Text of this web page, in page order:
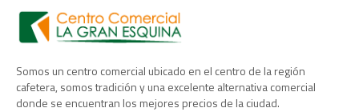
Somos un centro comercial ubicado en el centro de la región
cafetera, somos tradición y una excelente alternativa comercial
donde se encuentran los mejores precios de la ciudad.